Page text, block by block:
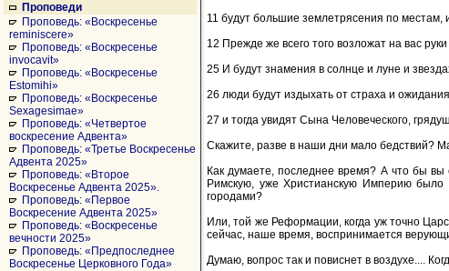
Проповеди
Проповедь: «Воскресенье
reminiscere»
Проповедь: «Воскресенье
invocavit»
Проповедь: «Воскресенье
Estomihi»
Проповедь: «Воскресенье
Sexagesimae»
Проповедь: «Четвертое
воскресение Адвента»
Проповедь: «Третье Воскресенье
Адвента 2025»
Проповедь: «Второе
Воскресенье Адвента 2025».
Проповедь: «Первое
Воскресение Адвента 2025»
Проповедь: «Воскресенье
вечности 2025»
Проповедь: «Предпоследнее
Воскресенье Церковного Года»
11 будут большие землетрясения по
12 Прежде же всего того возложат на вас
25 И будут знамения в солнце и луне и
26 люди будут издыхать от страха и
27 и тогда увидят Сына Человеческого,
Скажите, разве в наши дни мало бедствий?
Как думаете, последнее время? А что бы вы
Римскую, уже Христианскую Империю
городами?
Или, той же Реформации, когда уж точно
сейчас, наше время, воспринимается
Думаю, вопрос так и повиснет в воздухе....